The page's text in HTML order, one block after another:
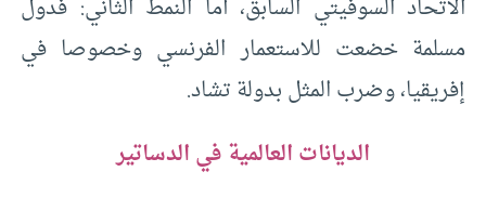
الاتحاد السوفيتي السابق، أما النمط الثاني: فدول
مسلمة خضعت للاستعمار الفرنسي وخصوصا في
إفريقيا، وضرب المثل بدولة تشاد.
الديانات العالمية في الدساتير